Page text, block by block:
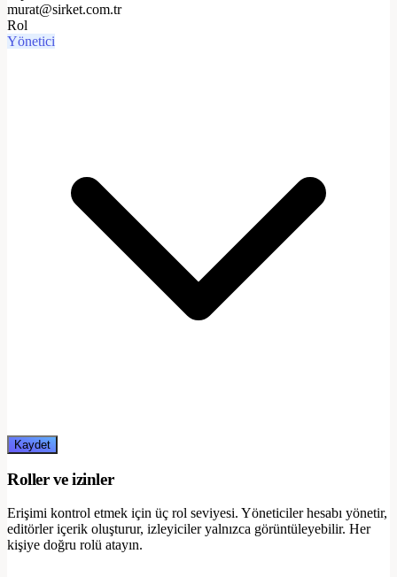
murat@sirket.com.tr
Rol
Yönetici
Kaydet
Roller ve izinler
Erişimi kontrol etmek için üç rol seviyesi. Yöneticiler hesabı yönetir,
editörler içerik oluşturur, izleyiciler yalnızca görüntüleyebilir. Her
kişiye doğru rolü atayın.